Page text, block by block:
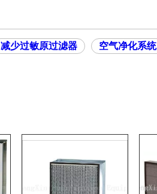
减少过敏原过滤器 空气净化系统